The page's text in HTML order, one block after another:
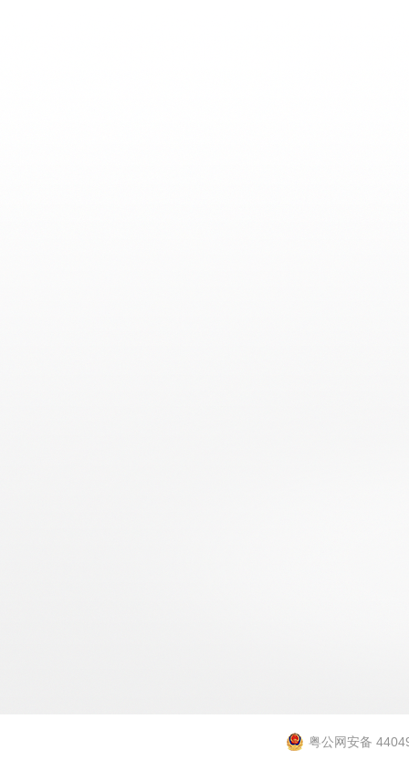
粤公网安备